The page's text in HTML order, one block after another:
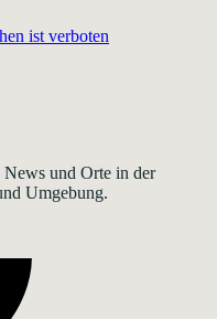
ist verboten
und Orte in der
Umgebung.